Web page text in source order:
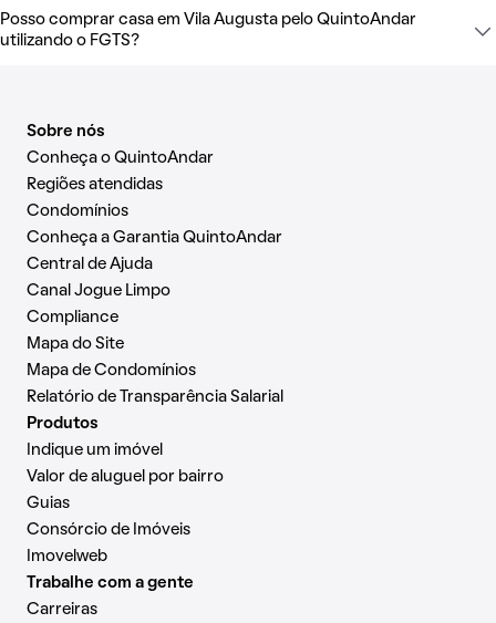
Posso comprar casa em Vila Augusta pelo QuintoAndar
utilizando o FGTS?
Sobre nós
Conheça o QuintoAndar
Regiões atendidas
Condomínios
Conheça a Garantia QuintoAndar
Central de Ajuda
Canal Jogue Limpo
Compliance
Mapa do Site
Mapa de Condomínios
Relatório de Transparência Salarial
Produtos
Indique um imóvel
Valor de aluguel por bairro
Guias
Consórcio de Imóveis
Imovelweb
Trabalhe com a gente
Carreiras